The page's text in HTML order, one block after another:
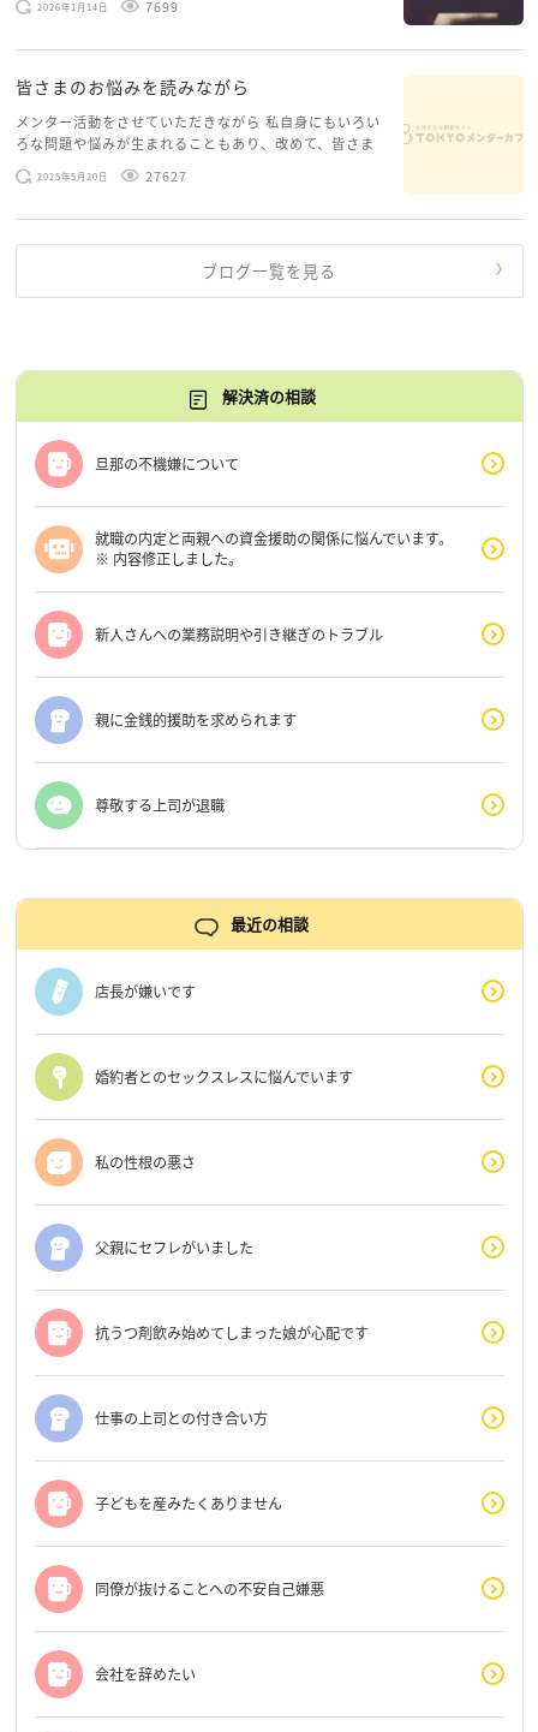
層心理）に触れることで、まったく違う角度から解決の
2026年1月14日 7699
皆さまのお悩みを読みながら
メンター活動をさせていただきながら 私自身にもいろい
ろな問題や悩みが生まれることもあり、改めて、皆さま
のお悩みを読みながら 「みんな、もがいてる。わたし
だけじゃないんだな」と、逆に励まされるような日々で
2025年5月20日 27627
ブログ一覧を見る
解決済の相談
旦那の不機嫌について
就職の内定と両親への資金援助の関係に悩んでいます。
※ 内容修正しました。
新人さんへの業務説明や引き継ぎのトラブル
親に金銭的援助を求められます
尊敬する上司が退職
最近の相談
店長が嫌いです
婚約者とのセックスレスに悩んでいます
私の性根の悪さ
父親にセフレがいました
抗うつ剤飲み始めてしまった娘が心配です
仕事の上司との付き合い方
子どもを産みたくありません
同僚が抜けることへの不安自己嫌悪
会社を辞めたい